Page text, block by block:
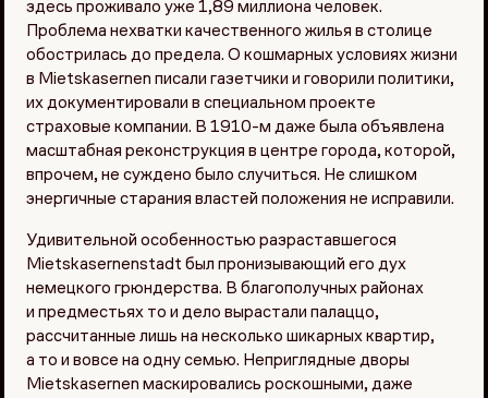
здесь проживало уже 1,89 миллиона человек.
Проблема нехватки качественного жилья в столице
обострилась до предела. О кошмарных условиях жизни
в Mietskasernen писали газетчики и говорили политики,
их документировали в специальном проекте
страховые компании. В 1910-м даже была объявлена
масштабная реконструкция в центре города, которой,
впрочем, не суждено было случиться. Не слишком
энергичные старания властей положения не исправили.
Удивительной особенностью разраставшегося
Mietskasernenstadt был пронизывающий его дух
немецкого грюндерства. В благополучных районах
и предместьях то и дело вырастали палаццо,
рассчитанные лишь на несколько шикарных квартир,
а то и вовсе на одну семью. Неприглядные дворы
Mietskasernen маскировались роскошными, даже